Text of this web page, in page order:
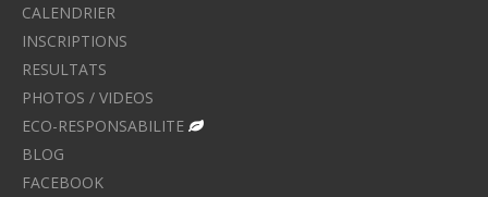
CALENDRIER
INSCRIPTIONS
RESULTATS
PHOTOS / VIDEOS
ECO-RESPONSABILITE
BLOG
FACEBOOK